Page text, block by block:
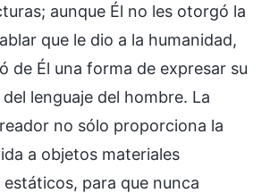
aunque Él no les otorgó la
que le dio a la humanidad,
de Él una forma de expresar su
lenguaje del hombre. La
no sólo proporciona la
a objetos materiales
para que nunca